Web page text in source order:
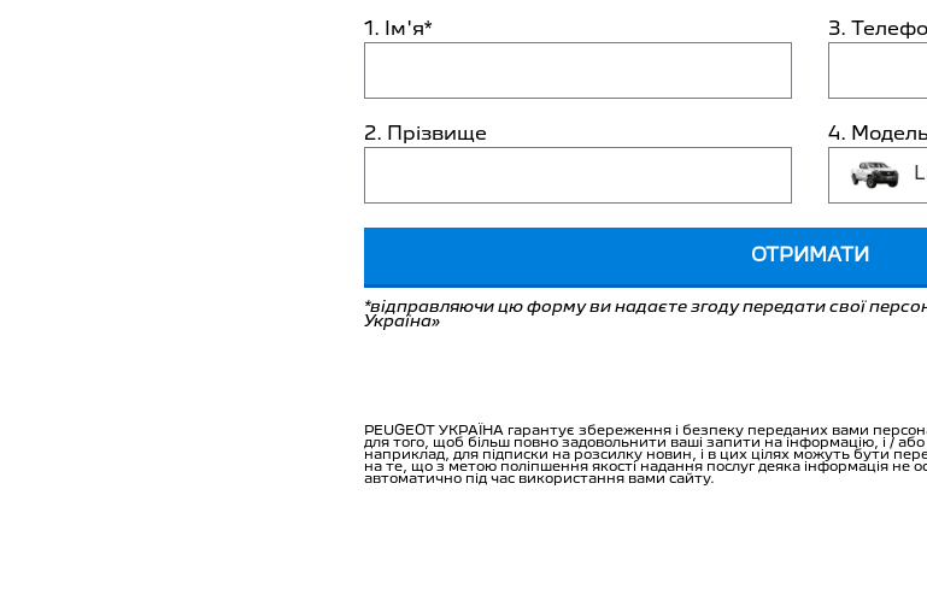
1. Ім'я*
2. Прізвище
3.
4.
ОТРИМАТИ
*відправляючи цю форму ви надаєте згоду передати свої
Україна»
PEUGEOT УКРАЇНА гарантує збереження і безпеку переданих вами
для того, щоб більш повно задовольнити ваші запити на інформацію, і /
наприклад, для підписки на розсилку новин, і в цих цілях можуть бути
на те, що з метою поліпшення якості надання послуг деяка інформація не
автоматично під час використання вами сайту.